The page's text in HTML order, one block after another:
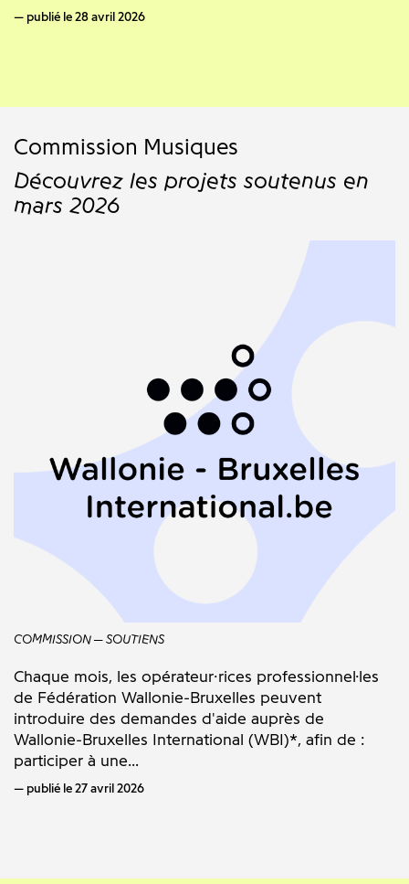
publié le 28 avril 2026
Commission Musiques
Découvrez les projets soutenus en
mars 2026
COMMISSION SOUTIENS
Chaque mois, les opérateur·rices professionnel·les
de Fédération Wallonie-Bruxelles peuvent
introduire des demandes d'aide auprès de
Wallonie-Bruxelles International (WBI)*, afin de :
participer à une...
publié le 27 avril 2026